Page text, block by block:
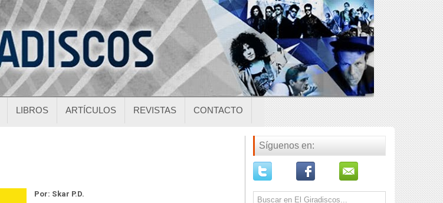
LIBROS ARTÍCULOS REVISTAS CONTACTO
Por: Skar P.D.
Síguenos en: